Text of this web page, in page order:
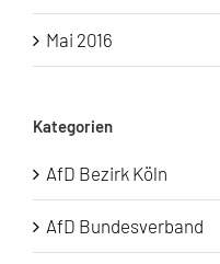
Mai 2016
Kategorien
AfD Bezirk Köln
AfD Bundesverband